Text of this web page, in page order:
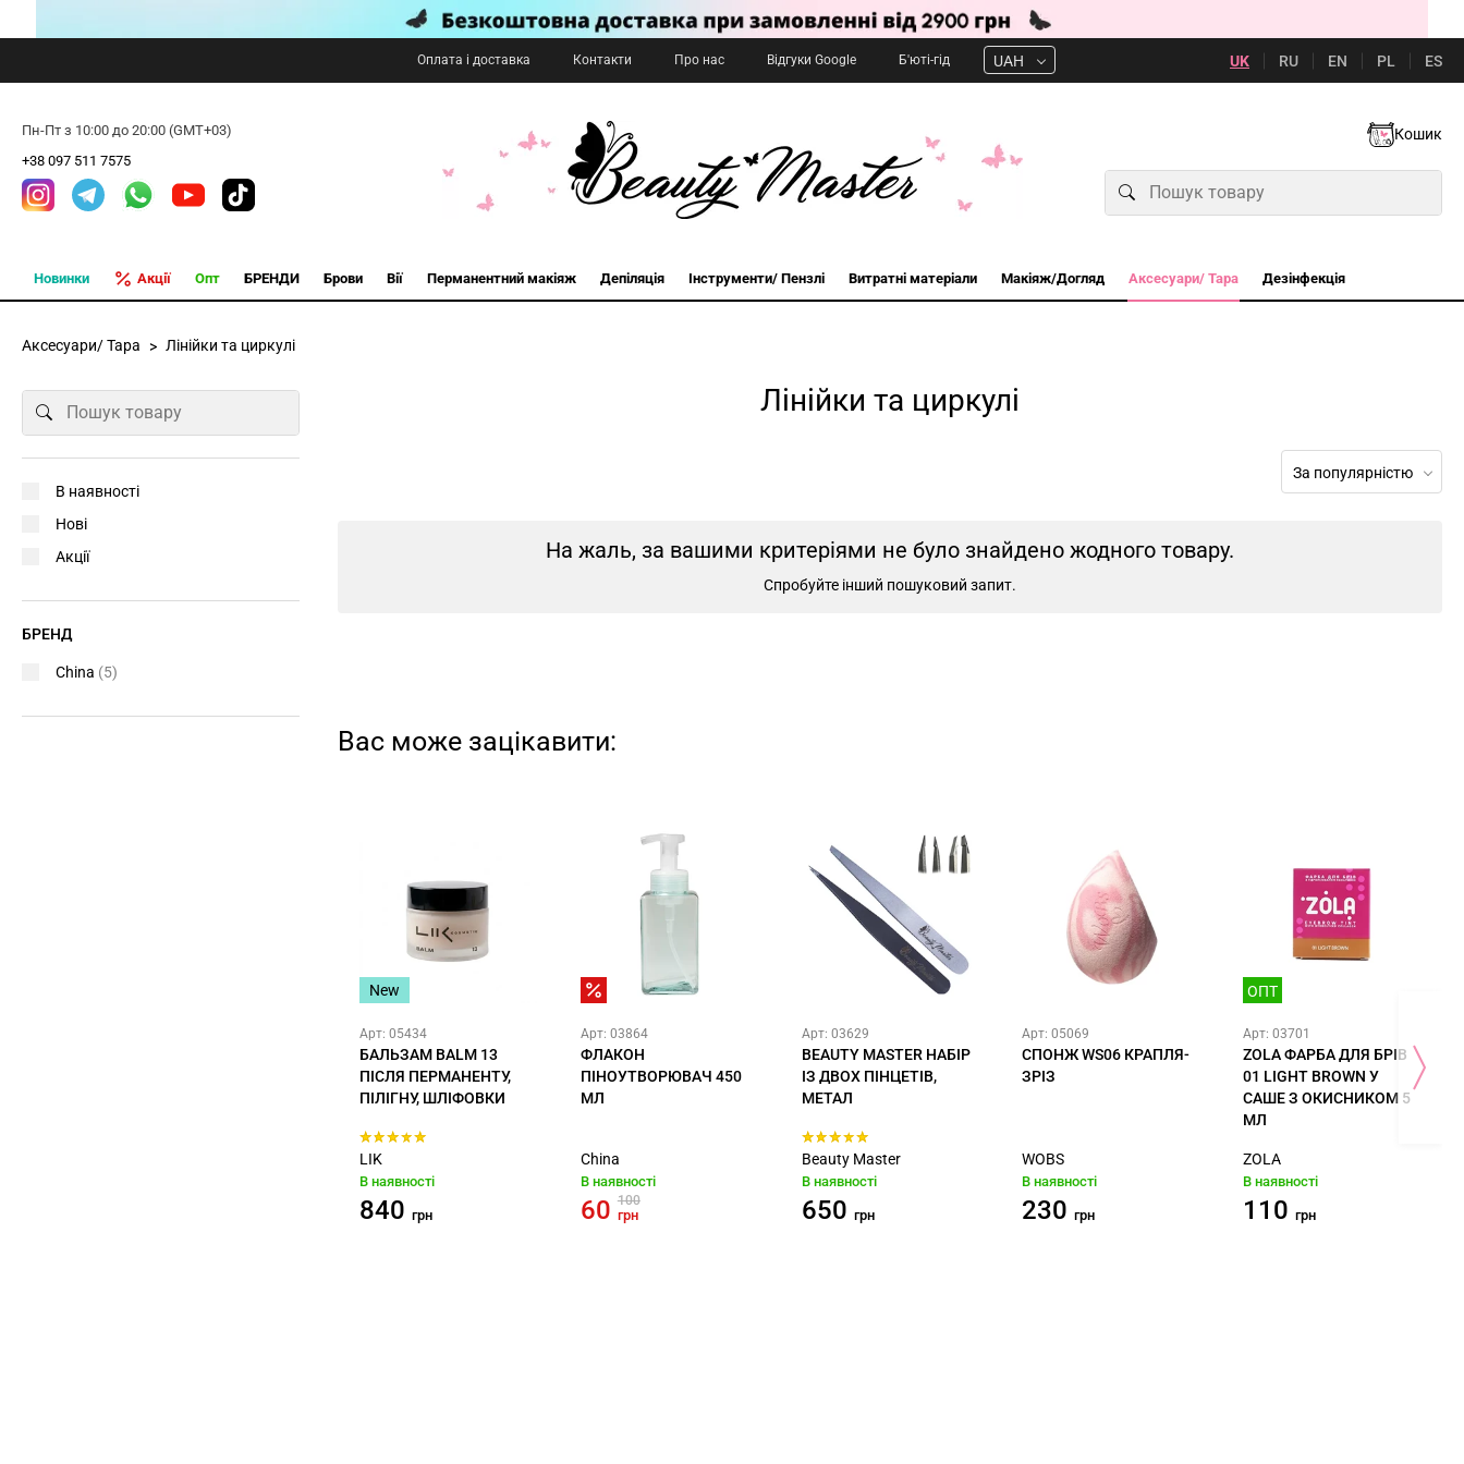
Оплата і доставка Контакти Про нас Відгуки Google Б'юті-гід UAH UK RU EN PL ES
Пн-Пт з 10:00 до 20:00 (GMT+03)
+38 097 511 7575
Кошик
Новинки Акції Опт БРЕНДИ Брови Вії Перманентний макіяж Депіляція Інструменти/ Пензлі Витратні матеріали Макіяж/Догляд Аксесуари/ Тара Дезінфекція
Аксесуари/ Тара Лінійки та циркулі
Лінійки та циркулі
За популярністю
На жаль, за вашими критеріями не було знайдено жодного товару.
Спробуйте інший пошуковий запит.
Вас може зацікавити:
New
Арт: 05434
БАЛЬЗАМ BALM 13
ПІСЛЯ ПЕРМАНЕНТУ,
ПІЛІГНУ, ШЛІФОВКИ
LIK
В наявності
840 грн
Арт: 03864
ФЛАКОН
ПІНОУТВОРЮВАЧ 450
МЛ
China
В наявності
60 100
грн
Арт: 03629
BEAUTY MASTER НАБІР
ІЗ ДВОХ ПІНЦЕТІВ,
МЕТАЛ
Beauty Master
В наявності
650 грн
Арт: 05069
СПОНЖ WS06 КРАПЛЯ-
ЗРІЗ
WOBS
В наявності
230 грн
ОПТ
Арт: 03701
ZOLA ФАРБА ДЛЯ БРІВ
01 LIGHT BROWN У
САШЕ З ОКИСНИКОМ 5
МЛ
ZOLA
В наявності
110 грн
В наявності
Нові
Акції
БРЕНД
China (5)